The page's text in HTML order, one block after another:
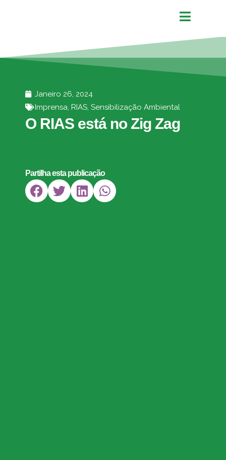
Janeiro 26, 2024
Imprensa, RIAS, Sensibilização Ambiental
O RIAS está no Zig Zag
Partilha esta publicação